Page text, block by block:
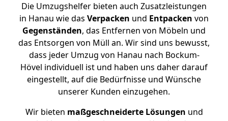
Die Umzugshelfer bieten auch Zusatzleistungen
in Hanau wie das Verpacken und Entpacken von
Gegenständen, das Entfernen von Möbeln und
das Entsorgen von Müll an. Wir sind uns bewusst,
dass jeder Umzug von Hanau nach Bockum-
Hövel individuell ist und haben uns daher darauf
eingestellt, auf die Bedürfnisse und Wünsche
unserer Kunden einzugehen.
Wir bieten maßgeschneiderte Lösungen und